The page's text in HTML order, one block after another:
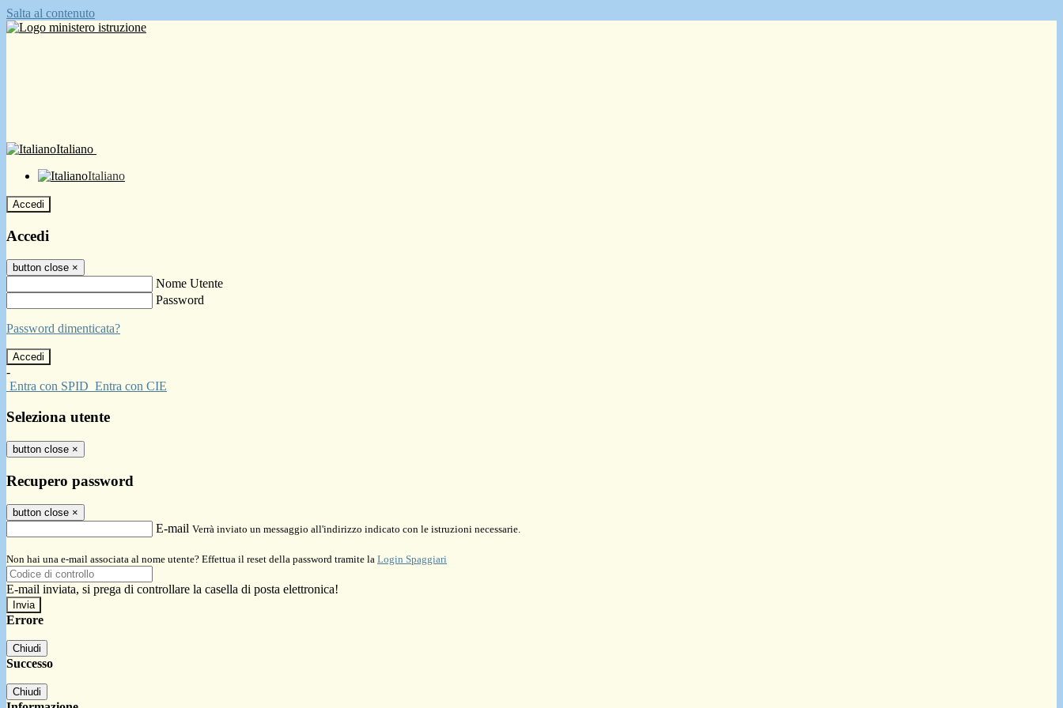
Salta al contenuto
Italiano
Italiano
Accedi
Accedi
button close ×
Nome Utente
Password
Password dimenticata?
-
Entra con SPID Entra con CIE
Seleziona utente
button close ×
Recupero password
button close ×
E-mail Verrà inviato un messaggio all'indirizzo indicato con le istruzioni necessarie.
Non hai una e-mail associata al nome utente? Effettua il reset della password tramite la Login Spaggiari
E-mail inviata, si prega di controllare la casella di posta elettronica!
Errore
Chiudi
Successo
Chiudi